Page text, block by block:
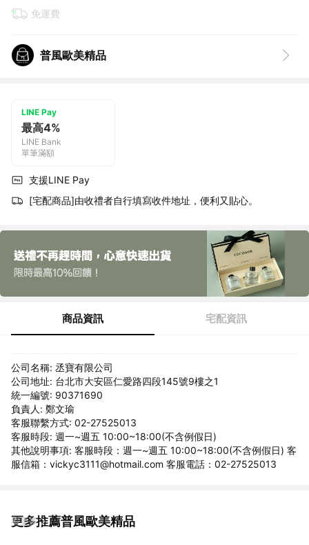
免運費
普風歐美精品
LINE Pay
最高4%
LINE Bank
單筆滿額
支援LINE Pay
[宅配商品]由收禮者自行填寫收件地址，便利又貼心。
商品資訊 宅配資訊
公司名稱: 丞寶有限公司
公司地址: 台北市大安區仁愛路四段145號9樓之1
統一編號: 90371690
負責人: 鄭文瑜
客服聯繫方式: 02-27525013
客服時段: 週一~週五 10:00~18:00(不含例假日)
其他說明事項: 客服時段：週一~週五 10:00~18:00(不含例假日) 客
服信箱：vickyc3111@hotmail.com 客服電話：02-27525013
更多推薦普風歐美精品
看更多